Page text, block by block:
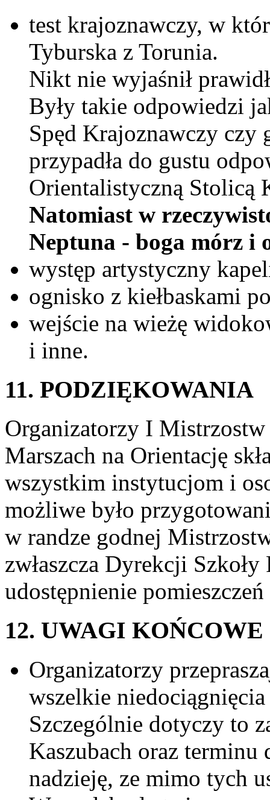
test krajoznawczy, w
Tyburska z Torunia.
Nikt nie wyjaśnił
Były takie odpowiedzi
Spęd Krajoznawczy czy
przypadła do gustu
Orientalistyczną Stolicą
Natomiast w
Neptuna - boga mórz i
występ artystyczny
ognisko z kiełbaskami
wejście na wieżę
i inne.
11. PODZIĘKOWANIA
Organizatorzy I
Marszach na Orientację
wszystkim instytucjom i
możliwe było
w randze godnej
zwłaszcza Dyrekcji
udostępnienie
12. UWAGI KOŃCOWE
Organizatorzy
wszelkie
Szczególnie dotyczy to
Kaszubach oraz terminu
nadzieję, ze mimo tych